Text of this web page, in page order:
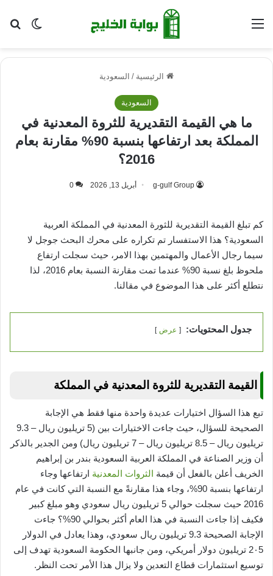
الوضع القائمة
الرئيسية / السعودية
السعودية
ما هي القيمة التقديرية للثروة المعدنية في
المملكة بعد ارتفاعها بنسبة 90% مقارنة بعام
2016؟
g-gulf Group أبريل 13, 2026 0
كم تبلغ القيمة التقديرية للثورة المعدنية في المملكة العربية
السعودية؟ هذا الاستفسار تم تكراره على محرك البحث جوجل لا
سيما رجال الأعمال والمهتمين بهذا الامر، حيث سجلت ارتفاع
ملحوظ بلغ نسبة 90% عندما تمت مقارنة النسبة بعام 2016، لذا
نتطلع أكثر على هذا الموضوع في مقالنا.
جدول المحتويات: عرض
القيمة التقديرية للثروة المعدنية في المملكة
تبع هذا السؤال اختيارات عديدة واحدة منها فقط هي الإجابة
الصحيحة للسؤال، حيث جاءت الاختيارات بين (5 تريليون ريال – 9.3
تريليون ريال – 8.5 تريليون ريال – 7 تريليون ريال) ومن الجدير بالذكر
أن وزير الصناعة في المملكة العربية السعودية بندر بن إبراهيم
الخريف أعلن بالفعل أن قيمة الثروات المعدنية ارتفاعها وجاء
ارتفاعها بنسبة 90%، وجاء هذا مقارنةً مع النسبة التي كانت في عام
2016 حيث سجلت حوالي 5 تريليون ريال سعودي وهو مبلغ كبير
فكيف إذا جاءت النسبة في هذا العام أكثر بحوالي 90%؟ جاءت
الإجابة الصحيحة 9.3 تريليون ريال سعودي، وهذا يعادل في الدولار
2٠5 تريليون دولار أمريكي، ومن جانبها الحكومة السعودية تهدف إلى
توسيع استثمارات قطاع التعدين ولا يزال هذا الأمر تحت النظر.